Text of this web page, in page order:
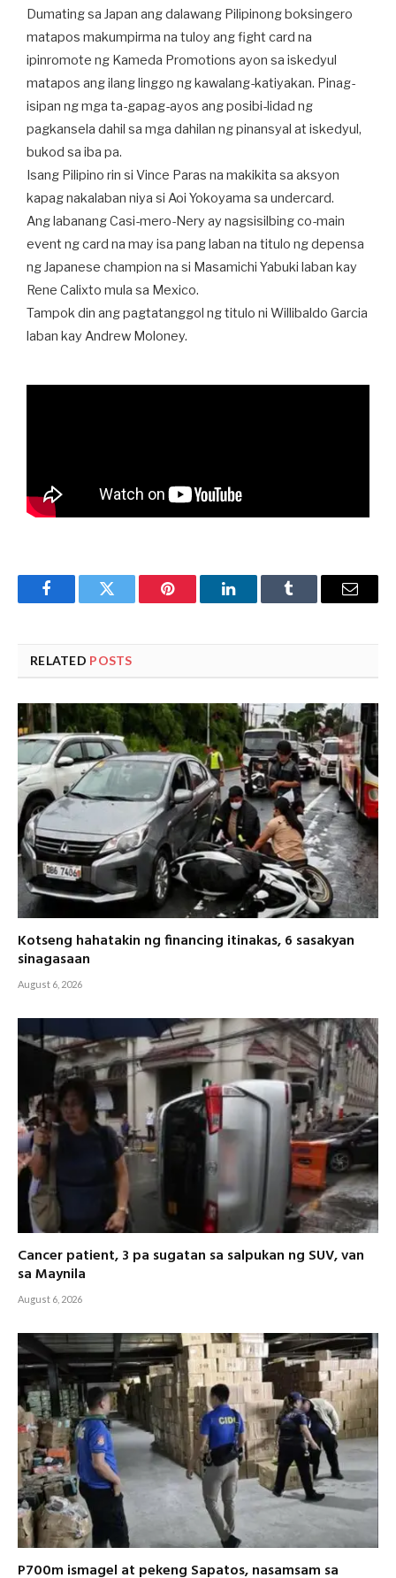
Dumating sa Japan ang dalawang Pilipinong boksingero
matapos makumpirma na tuloy ang fight card na
ipinromote ng Kameda Promotions ayon sa iskedyul
matapos ang ilang linggo ng kawalang-katiyakan. Pinag-
isipan ng mga ta-gapag-ayos ang posibi-lidad ng
pagkansela dahil sa mga dahilan ng pinansyal at iskedyul,
bukod sa iba pa.
Isang Pilipino rin si Vince Paras na makikita sa aksyon
kapag nakalaban niya si Aoi Yokoyama sa undercard.
Ang labanang Casi-mero-Nery ay nagsisilbing co-main
event ng card na may isa pang laban na titulo ng depensa
ng Japanese champion na si Masamichi Yabuki laban kay
Rene Calixto mula sa Mexico.
Tampok din ang pagtatanggol ng titulo ni Willibaldo Garcia
laban kay Andrew Moloney.
FacebookTwitter Pinterest LinkedInTumblr Email
RELATED POSTS
Kotseng hahatakin ng financing itinakas, 6 sasakyan
sinagasaan
August 6, 2026
Cancer patient, 3 pa sugatan sa salpukan ng SUV, van
sa Maynila
August 6, 2026
P700m ismagel at pekeng Sapatos, nasamsam sa